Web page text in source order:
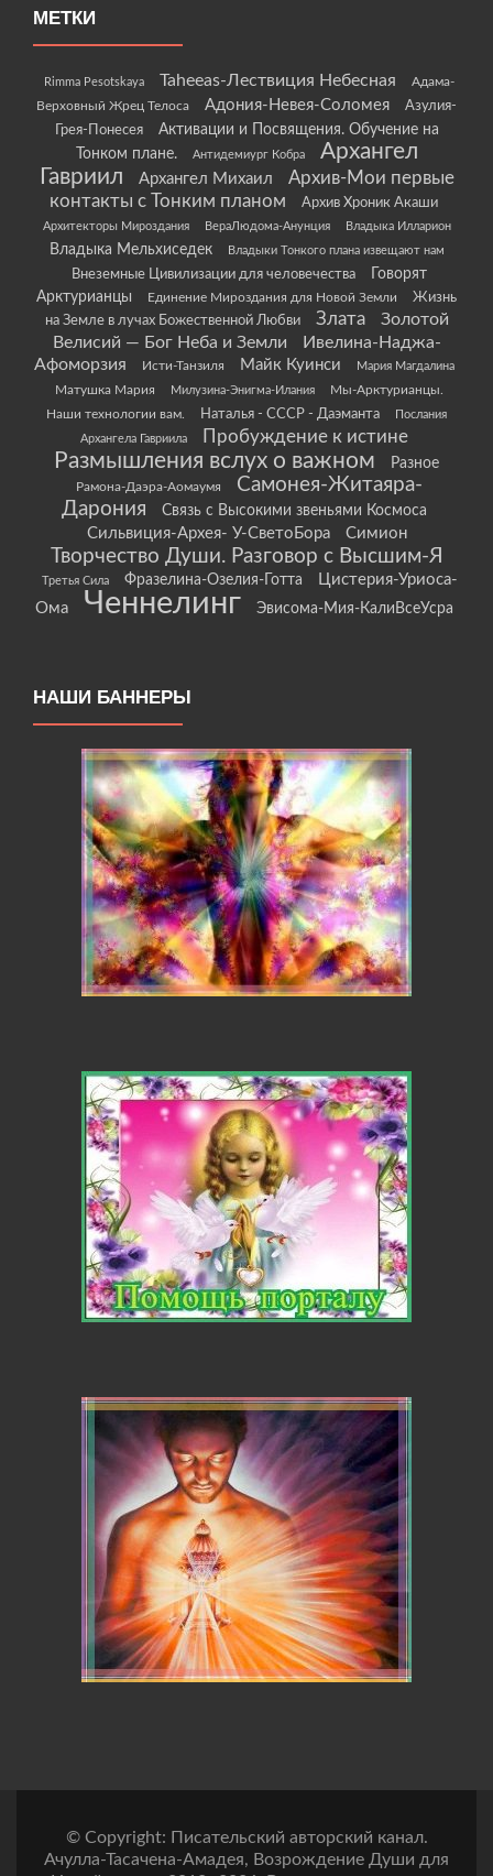
МЕТКИ
Rimma Pesotskaya Taheeas-Лествиция Небесная
Адама-
Верховный Жрец Телоса
Адония-Невея-Соломея
Азулия-
Грея-Понесея
Активации и Посвящения. Обучение на
Тонком плане.
Антидемиург Кобра
Архангел
Гавриил
Архангел Михаил
Архив-Мои первые
контакты с Тонким планом
Архив Хроник Акаши
Архитекторы Мироздания ВераЛюдома-Анунция Владыка Илларион
Владыка Мельхиседек Владыки Тонкого плана извещают нам
Внеземные Цивилизации для человечества
Говорят
Арктурианцы
Единение Мироздания для Новой Земли
Жизнь
на Земле в лучах Божественной Любви
Злата
Золотой
Велисий — Бог Неба и Земли
Ивелина-Наджа-
Афоморзия
Исти-Танзиля Майк Куинси Мария Магдалина
Матушка Мария Милузина-Энигма-Илания
Мы-Арктурианцы.
Наши технологии вам.
Наталья - СССР - Даэманта
Послания
Архангела Гавриила
Пробуждение к истине
Размышления вслух о важном Разное
Рамона-Даэра-Аомаумя
Самонея-Житаяра-
Дарония
Связь с Высокими звеньями Космоса
Сильвиция-Архея- У-СветоБора Симион
Творчество Души. Разговор с Высшим-Я
Третья Сила Фразелина-Озелия-Готта
Цистерия-Уриоса-
Ома
Ченнелинг Эвисома-Мия-КалиВсеУсра
НАШИ БАННЕРЫ
© Copyright: Писательский авторский канал.
Ачулла-Тасачена-Амадея, Возрождение Души для